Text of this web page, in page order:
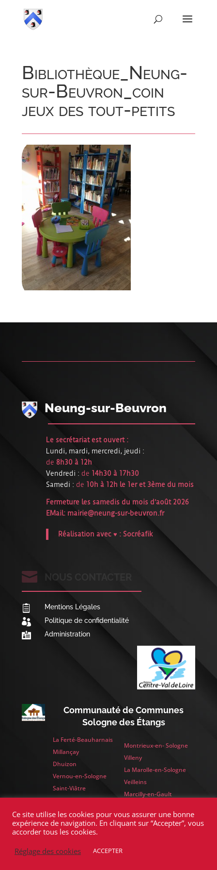
Bibliothèque_Neung-
sur-Beuvron_coin
jeux des tout-petits
Neung-sur-Beuvron
Le secrétariat est ouvert :
Lundi, mardi, mercredi, jeudi :
de 8h30 à 12h
Vendredi : de 14h30 à 17h30
Samedi : de 10h à 12h le 1er et 3ème du mois
Fermeture les samedis du mois d’août 2026
EMail: mairie@neung-sur-beuvron.fr
Réalisation avec ♥ : Socréafik
 NOUS CONTACTER
 Mentions Légales
 Politique de confidentialité
 Administration
Communauté de Communes
Sologne des Étangs
La Ferté-Beauharnais
Millançay
Dhuizon
Vernou-en-Sologne
Saint-Viâtre
Yvoy-le-Marron
Montrieux-en- Sologne
Villeny
La Marolle-en-Sologne
Veilleins
Marcilly-en-Gault
Ce site utilise les cookies pour vous assurer une bonne
expérience de navigation. En cliquant sur “Accepter”, vous
accorder tous les cookies.
Réglage des cookies
ACCEPTER